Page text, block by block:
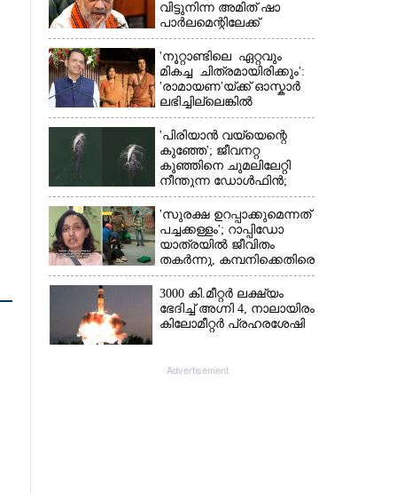
വിട്ടുനിന്ന അമിത് ഷാ
പാർലമെന്റിലേക്ക്
'നൂറ്റാണ്ടിലെ ഏറ്റവും
മികച്ച ചിത്രമായിരിക്കും':
'രാമായണ'യ്ക്ക് ഓസ്കാ‌ർ
ലഭിച്ചില്ലെങ്കിൽ
നിരാശനാകുമെന്ന്
ദേവേന്ദ്ര ഫഡ്നാവിസ്
'പിരിയാൻ വയ്യെന്റെ
കുഞ്ഞേ'; ജീവനറ്റ
കുഞ്ഞിനെ ചുമലിലേറ്റി
നീന്തുന്ന ഡോൾഫിൻ;
കടലിലെ വൈകാരിക
നിമിഷങ്ങൾ
'സുരക്ഷ ഉറപ്പാക്കുമെന്നത്
പച്ചക്കള്ളം'; റാപ്പിഡോ
യാത്രയിൽ ജീവിതം
തകർന്നു, കമ്പനിക്കെതിരെ
പരാതിയുമായി യുവതി
3000 കി.മീറ്റർ ലക്ഷ്യം
ഭേദിച്ച് അഗ്നി 4, നാലായിരം
കിലോമീറ്റർ പ്രഹരശേഷി
Advertisement